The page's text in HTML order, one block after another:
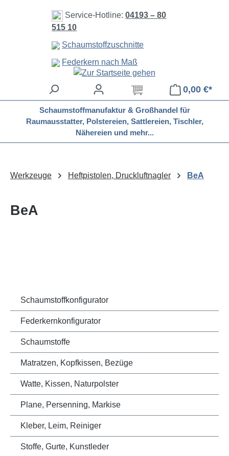
Zum Hauptinhalt springen
Service-Hotline:04193 – 80
515 10
Schaumstoffzuschnitte
Federkern nach Maß
0,00 €*
Schaumstoffmanufaktur & Großhandel für
Raumausstatter, Polstereien, Sattlereien, Tischler,
Nähereien und mehr...
Werkzeuge Heftpistolen, Druckluftnagler BeA
BeA
Schaumstoffkonfigurator
Federkernkonfigurator
Schaumstoffe
Matratzen, Kopfkissen, Bezüge
Watte, Kissen, Naturpolster
Plane, Persenning, Markise
Kleber, Leim, Reiniger
Stoffe, Gurte, Kunstleder